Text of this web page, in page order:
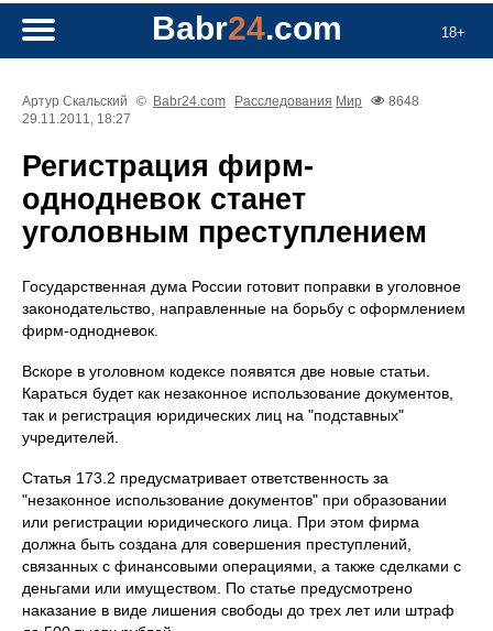
18+
Babr24.com
Артур Скальский © Babr24.com Расследования Мир
8648
29.11.2011, 18:27
Регистрация фирм-
однодневок станет
уголовным преступлением
Государственная дума России готовит поправки в уголовное
законодательство, направленные на борьбу с оформлением
фирм-однодневок.
Вскоре в уголовном кодексе появятся две новые статьи.
Караться будет как незаконное использование документов,
так и регистрация юридических лиц на "подставных"
учредителей.
Статья 173.2 предусматривает ответственность за
"незаконное использование документов" при образовании
или регистрации юридического лица. При этом фирма
должна быть создана для совершения преступлений,
связанных с финансовыми операциями, а также сделками с
деньгами или имуществом. По статье предусмотрено
наказание в виде лишения свободы до трех лет или штраф